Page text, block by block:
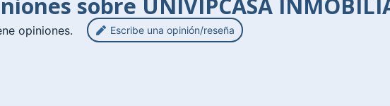
sobre UNIVIPCASA
opiniones. Escribe una opinión/reseña